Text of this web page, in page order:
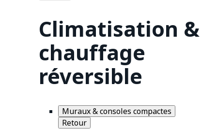
Climatisation &
chauffage
réversible
Muraux & consoles compactes
Retour